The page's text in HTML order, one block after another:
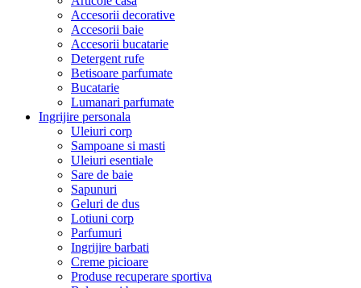
Accesorii decorative
Accesorii baie
Accesorii bucatarie
Detergent rufe
Betisoare parfumate
Bucatarie
Lumanari parfumate
Ingrijire personala
Uleiuri corp
Sampoane si masti
Uleiuri esentiale
Sare de baie
Sapunuri
Geluri de dus
Lotiuni corp
Parfumuri
Ingrijire barbati
Creme picioare
Produse recuperare sportiva